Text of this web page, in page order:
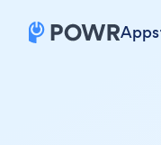
Apps